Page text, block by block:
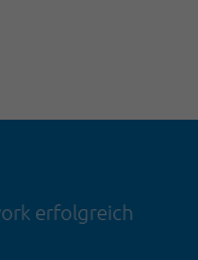
erfolgreich